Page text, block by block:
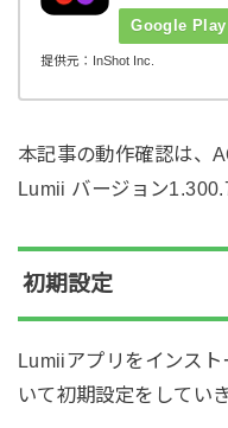
Google Play
提供元：InShot Inc.
本記事の動作確認は、
Lumii バージョン
初期設定
Lumiiアプリをインス
いて初期設定をしてい